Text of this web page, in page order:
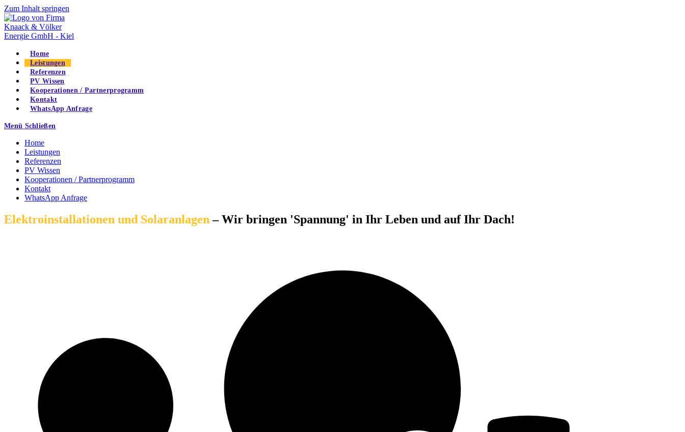
Zum Inhalt springen
Home
Leistungen
Referenzen
PV Wissen
Kooperationen / Partnerprogramm
Kontakt
WhatsApp Anfrage
Menü Schließen
Home
Leistungen
Referenzen
PV Wissen
Kooperationen / Partnerprogramm
Kontakt
WhatsApp Anfrage
Elektroinstallationen und Solaranlagen – Wir bringen 'Spannung' in Ihr Leben und auf Ihr Dach!